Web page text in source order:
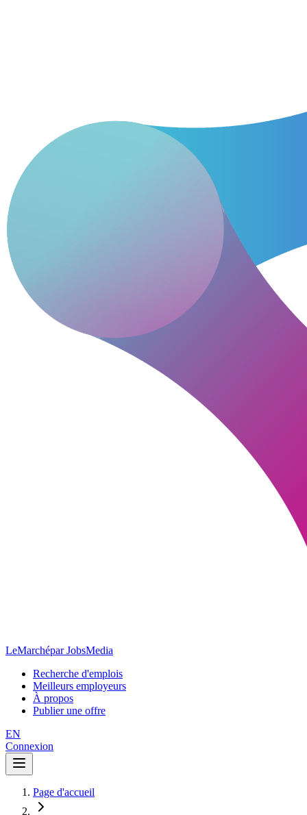
LeMarchépar JobsMedia
Recherche d'emplois
Meilleurs employeurs
À propos
Publier une offre
EN
Connexion
Page d'accueil